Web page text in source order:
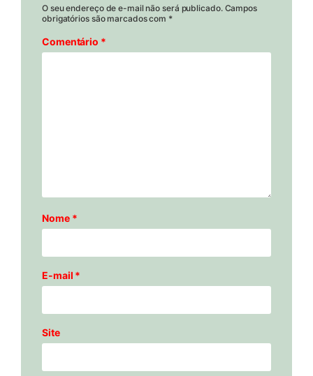
O seu endereço de e-mail não será publicado. Campos
obrigatórios são marcados com *
Comentário *
Nome *
E-mail *
Site